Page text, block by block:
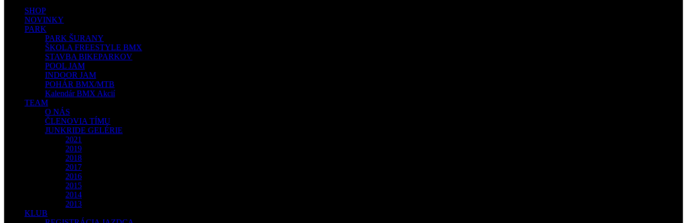
SHOP
NOVINKY
PARK
PARK ŠURANY
ŠKOLA FREESTYLE BMX
STAVBA BIKEPARKOV
POOL JAM
INDOOR JAM
POHÁR BMX/MTB
Kalendár BMX Akcií
TEAM
O NÁS
ČLENOVIA TÍMU
JUNKRIDE GELÉRIE
2021
2019
2018
2017
2016
2015
2014
2013
KLUB